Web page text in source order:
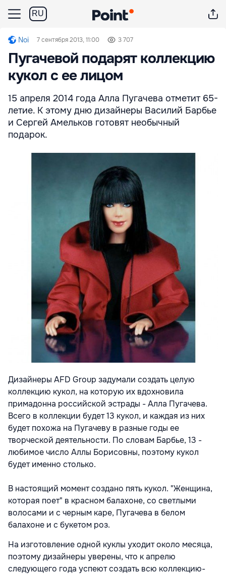
RU
Noi 7 сентября 2013, 11:00 3 707
Пугачевой подарят коллекцию
кукол с ее лицом
15 апреля 2014 года Алла Пугачева отметит 65-
летие. К этому дню дизайнеры Василий Барбье
и Сергей Амельков готовят необычный
подарок.
Дизайнеры AFD Group задумали создать целую
коллекцию кукол, на которую их вдохновила
примадонна российской эстрады - Алла Пугачева.
Всего в коллекции будет 13 кукол, и каждая из них
будет похожа на Пугачеву в разные годы ее
творческой деятельности. По словам Барбье, 13 -
любимое число Аллы Борисовны, поэтому кукол
будет именно столько.
В настоящий момент создано пять кукол. "Женщина,
которая поет" в красном балахоне, со светлыми
волосами и с черным каре, Пугачева в белом
балахоне и с букетом роз.
На изготовление одной куклы уходит около месяца,
поэтому дизайнеры уверены, что к апрелю
следующего года успеют создать всю коллекцию-